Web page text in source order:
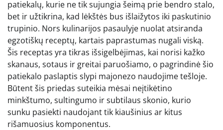
patiekalų, kurie ne tik sujungia šeimą prie bendro stalo,
bet ir užtikrina, kad lėkštės bus išlaižytos iki paskutinio
trupinio. Nors kulinarijos pasaulyje nuolat atsiranda
egzotiškų receptų, kartais paprastumas nugali viską.
Šis receptas yra tikras išsigelbėjimas, kai norisi kažko
skanaus, sotaus ir greitai paruošiamo, o pagrindinė šio
patiekalo paslaptis slypi majonezo naudojime tešloje.
Būtent šis priedas suteikia mėsai neįtikėtino
minkštumo, sultingumo ir subtilaus skonio, kurio
sunku pasiekti naudojant tik kiaušinius ar kitus
rišamuosius komponentus.